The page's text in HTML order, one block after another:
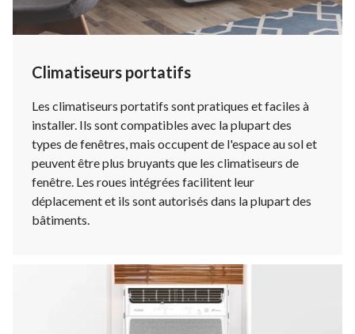
Climatiseurs portatifs
Les climatiseurs portatifs sont pratiques et faciles à
installer. Ils sont compatibles avec la plupart des
types de fenêtres, mais occupent de l'espace au sol et
peuvent être plus bruyants que les climatiseurs de
fenêtre. Les roues intégrées facilitent leur
déplacement et ils sont autorisés dans la plupart des
bâtiments.